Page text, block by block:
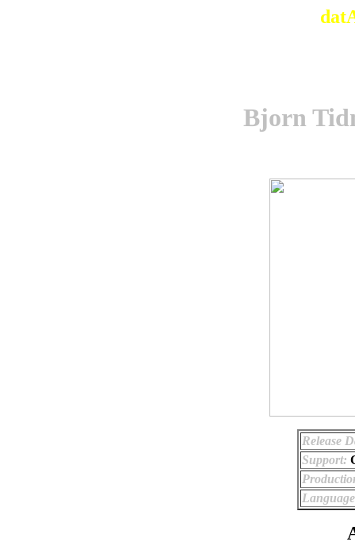
Bjorn
Release
Support: